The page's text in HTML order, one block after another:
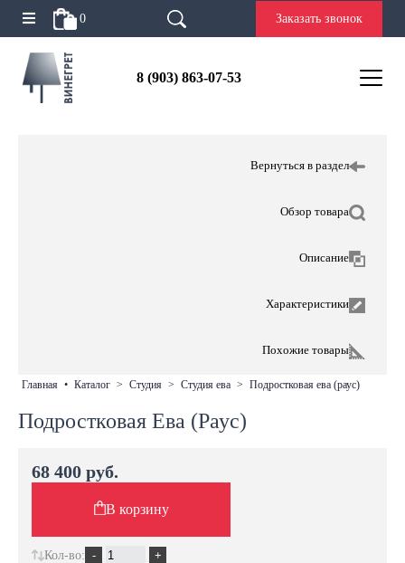
0 Заказать звонок
8 (903) 863-07-53
Вернуться в раздел
Обзор товара
Описание
Характеристики
Похожие товары
главная • каталог > студия > студия ева > подростковая ева (раус)
Подростковая Ева (Раус)
68 400 руб.
В корзину
Кол-во: